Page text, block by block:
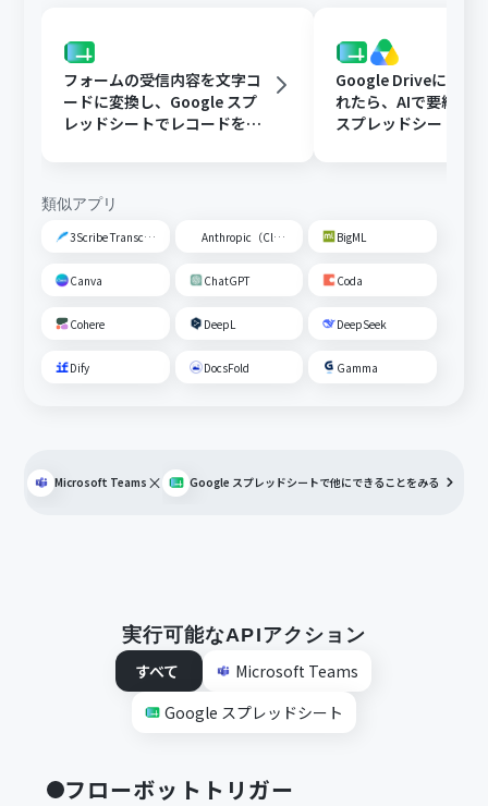
フォームの受信内容を文字コ
ードに変換し、Google スプ
レッドシートでレコードを追
Google Driveに文書
れたら、AIで要約し
スプレッドシートの
類似アプリ
3Scribe Transcription Anthropic（Claude） BigML
Canva ChatGPT Coda
Cohere DeepL DeepSeek
Dify DocsFold Gamma
Microsoft Teams × Google スプレッドシートで他にできることをみる
実行可能なAPIアクション
すべて
Microsoft Teams
Google スプレッドシート
フローボットトリガー